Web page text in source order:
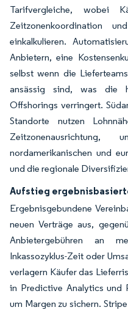
Tarifvergleiche, wobei
Zeitzonenkoordination
einkalkulieren.
Anbietern, eine
selbst wenn die
ansässig sind, was die
Offshorings verringert.
Standorte nutzen
Zeitzonenausrichtung,
nordamerikanischen und
und die regionale
Aufstieg
Ergebnisgebundene
neuen Verträge aus,
Anbietergebühren an
Inkassozyklus-Zeit oder
verlagern Käufer das
in Predictive Analytics und
um Margen zu sichern.